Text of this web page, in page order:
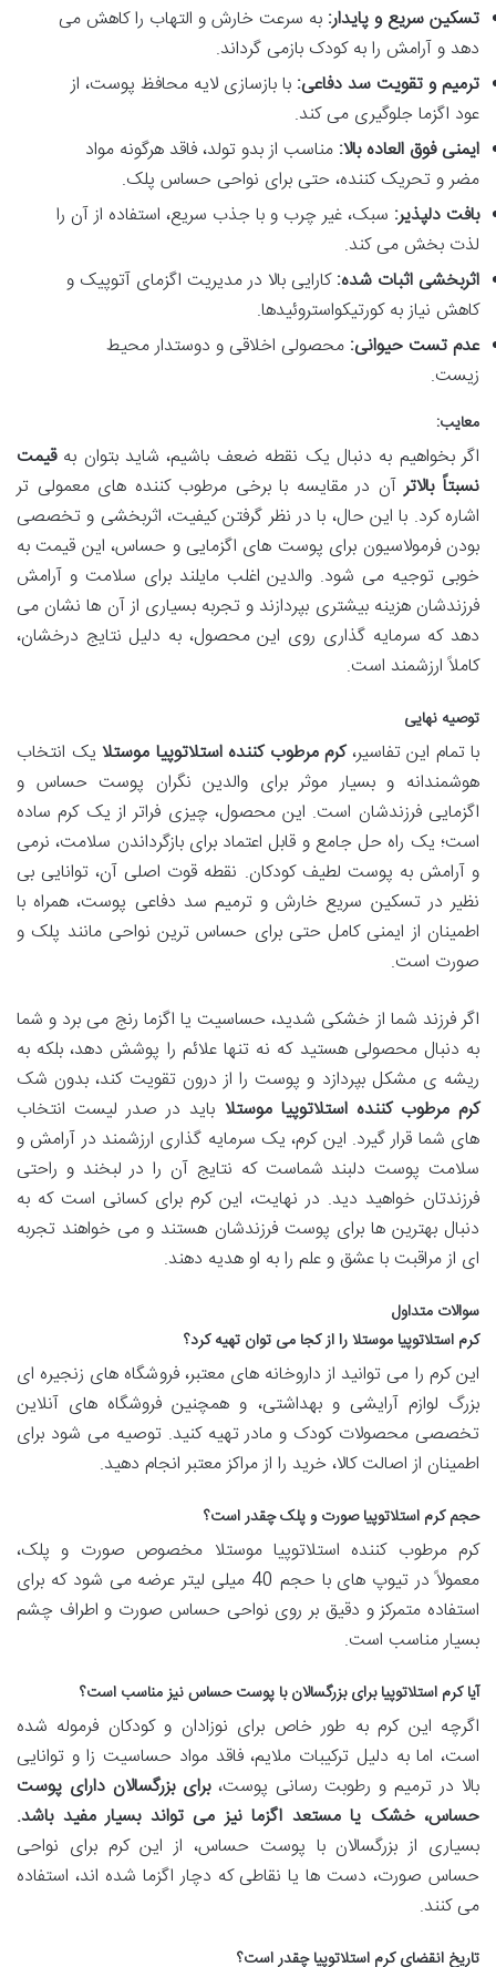
تسکین سریع و پایدار: به سرعت خارش و التهاب را کاهش می
دهد و آرامش را به کودک بازمی گرداند.
ترمیم و تقویت سد دفاعی: با بازسازی لایه محافظ پوست، از
عود اگزما جلوگیری می کند.
ایمنی فوق العاده بالا: مناسب از بدو تولد، فاقد هرگونه مواد
مضر و تحریک کننده، حتی برای نواحی حساس پلک.
بافت دلپذیر: سبک، غیر چرب و با جذب سریع، استفاده از آن را
لذت بخش می کند.
اثربخشی اثبات شده:کارایی بالا در مدیریت اگزمای آتوپیک و
کاهش نیاز به کورتیکواستروئیدها.
عدم تست حیوانی: محصولی اخلاقی و دوستدار محیط
زیست.
معایب:
اگر بخواهیم به دنبال یک نقطه ضعف باشیم، شاید بتوان بهقیمت
نسبتاً بالاترآن در مقایسه با برخی مرطوب کننده های معمولی تر
اشاره کرد. با این حال، با در نظر گرفتن کیفیت، اثربخشی و تخصصی
بودن فرمولاسیون برای پوست های اگزمایی و حساس، این قیمت به
خوبی توجیه می شود. والدین اغلب مایلند برای سلامت و آرامش
فرزندشان هزینه بیشتری بپردازند و تجربه بسیاری از آن ها نشان می
دهد که سرمایه گذاری روی این محصول، به دلیل نتایج درخشان،
کاملاً ارزشمند است.
توصیه نهایی
با تمام این تفاسیر،کرم مرطوب کننده استلاتوپیا موستلا یک انتخاب
هوشمندانه و بسیار موثر برای والدین نگران پوست حساس و
اگزمایی فرزندشان است. این محصول، چیزی فراتر از یک کرم ساده
است؛ یک راه حل جامع و قابل اعتماد برای بازگرداندن سلامت، نرمی
و آرامش به پوست لطیف کودکان. نقطه قوت اصلی آن، توانایی بی
نظیر در تسکین سریع خارش و ترمیم سد دفاعی پوست، همراه با
اطمینان از ایمنی کامل حتی برای حساس ترین نواحی مانند پلک و
صورت است.
اگر فرزند شما از خشکی شدید، حساسیت یا اگزما رنج می برد و شما
به دنبال محصولی هستید که نه تنها علائم را پوشش دهد، بلکه به
ریشه ی مشکل بپردازد و پوست را از درون تقویت کند، بدون شک
کرم مرطوب کننده استلاتوپیا موستلا باید در صدر لیست انتخاب
های شما قرار گیرد. این کرم، یک سرمایه گذاری ارزشمند در آرامش و
سلامت پوست دلبند شماست که نتایج آن را در لبخند و راحتی
فرزندتان خواهید دید. در نهایت، این کرم برای کسانی است که به
دنبال بهترین ها برای پوست فرزندشان هستند و می خواهند تجربه
ای از مراقبت با عشق و علم را به او هدیه دهند.
سوالات متداول
کرم استلاتوپیا موستلا را از کجا می توان تهیه کرد؟
این کرم را می توانید از داروخانه های معتبر، فروشگاه های زنجیره ای
بزرگ لوازم آرایشی و بهداشتی، و همچنین فروشگاه های آنلاین
تخصصی محصولات کودک و مادر تهیه کنید. توصیه می شود برای
اطمینان از اصالت کالا، خرید را از مراکز معتبر انجام دهید.
حجم کرم استلاتوپیا صورت و پلک چقدر است؟
کرم مرطوب کننده استلاتوپیا موستلا مخصوص صورت و پلک،
معمولاً در تیوپ های با حجم 40 میلی لیتر عرضه می شود که برای
استفاده متمرکز و دقیق بر روی نواحی حساس صورت و اطراف چشم
بسیار مناسب است.
آیا کرم استلاتوپیا برای بزرگسالان با پوست حساس نیز مناسب است؟
اگرچه این کرم به طور خاص برای نوزادان و کودکان فرموله شده
است، اما به دلیل ترکیبات ملایم، فاقد مواد حساسیت زا و توانایی
بالا در ترمیم و رطوبت رسانی پوست،برای بزرگسالان دارای پوست
حساس، خشک یا مستعد اگزما نیز می تواند بسیار مفید باشد.
بسیاری از بزرگسالان با پوست حساس، از این کرم برای نواحی
حساس صورت، دست ها یا نقاطی که دچار اگزما شده اند، استفاده
می کنند.
تاریخ انقضای کرم استلاتوپیا چقدر است؟